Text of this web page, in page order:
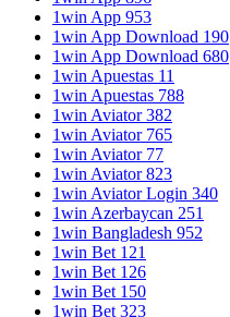
1win App 953
1win App Download 190
1win App Download 680
1win Apuestas 11
1win Apuestas 788
1win Aviator 382
1win Aviator 765
1win Aviator 77
1win Aviator 823
1win Aviator Login 340
1win Azerbaycan 251
1win Bangladesh 952
1win Bet 121
1win Bet 126
1win Bet 150
1win Bet 323